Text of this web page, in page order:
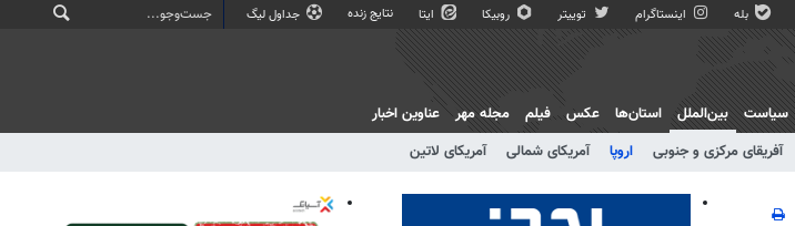
بله اینستاگرام توییتر روبیکا ایتا نتایج زنده جداول لیگ
سیاست
بین‌الملل
آفریقای مرکزی و جنوبی اروپا آمریکای شمالی آمریکای لاتین
استان‌ها عکس فیلم مجله مهر عناوین اخبار